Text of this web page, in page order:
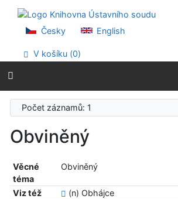
Přejít na menu
Prohlášení o webové přístupnosti
Česky English
V košíku (0)
Počet záznamů: 1
Obviněný
Věcné
téma
Obviněný
Viz též
(n) Obhájce